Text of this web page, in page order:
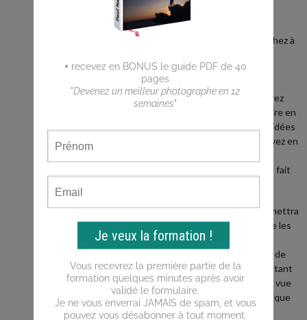
Vous cherchez à
meilleures
Vous n'arrivez
pas a traduire en
photos les idées
que vous avez en
Ce blog est fait
Il vous permettra
d'apprendre les
photo, puis de
progresser tant
du point de vue
de la technique
que de la